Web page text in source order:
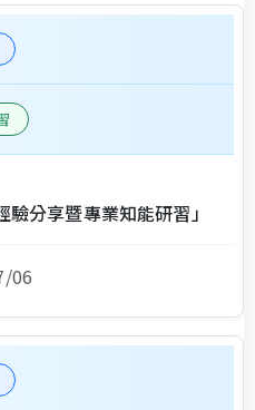
分享暨專業知能研習」
06